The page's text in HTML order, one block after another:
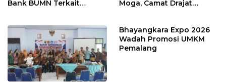
Bank BUMN Terkait
Moga, Camat Drajat
Bhayangkara Expo 2026
Wadah Promosi UMKM
Pemalang